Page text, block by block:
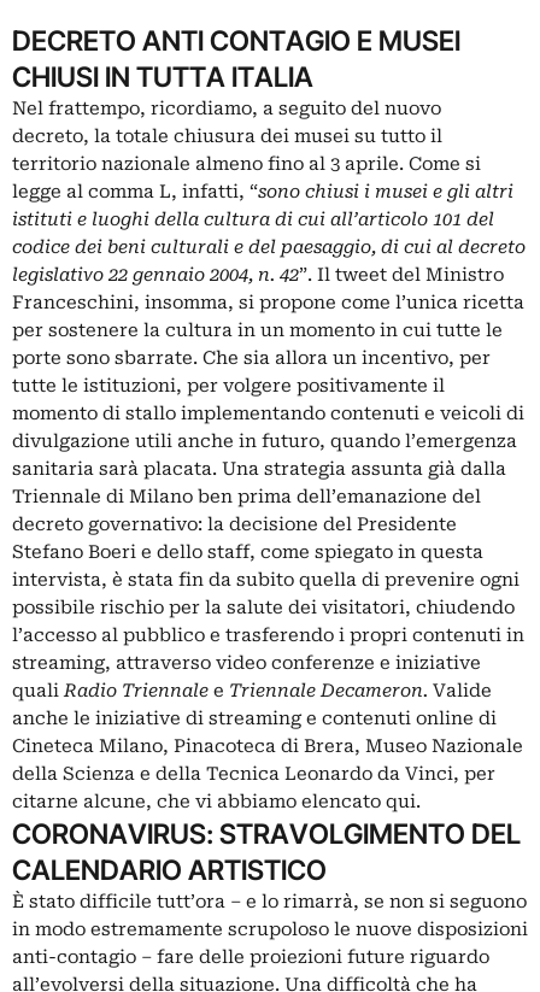
DECRETO ANTI CONTAGIO E MUSEI
CHIUSI IN TUTTA ITALIA
Nel frattempo, ricordiamo, a seguito del nuovo
decreto, la totale chiusura dei musei su tutto il
territorio nazionale almeno fino al 3 aprile. Come si
legge al comma L, infatti, “sono chiusi i musei e gli altri
istituti e luoghi della cultura di cui all’articolo 101 del
codice dei beni culturali e del paesaggio, di cui al decreto
legislativo 22 gennaio 2004, n. 42”. Il tweet del Ministro
Franceschini, insomma, si propone come l’unica ricetta
per sostenere la cultura in un momento in cui tutte le
porte sono sbarrate. Che sia allora un incentivo, per
tutte le istituzioni, per volgere positivamente il
momento di stallo implementando contenuti e veicoli di
divulgazione utili anche in futuro, quando l’emergenza
sanitaria sarà placata. Una strategia assunta già dalla
Triennale di Milano ben prima dell’emanazione del
decreto governativo: la decisione del Presidente
Stefano Boeri e dello staff, come spiegato in questa
intervista, è stata fin da subito quella di prevenire ogni
possibile rischio per la salute dei visitatori, chiudendo
l’accesso al pubblico e trasferendo i propri contenuti in
streaming, attraverso video conferenze e iniziative
qualiRadio Triennale e Triennale Decameron. Valide
anche le iniziative di streaming e contenuti online di
Cineteca Milano, Pinacoteca di Brera, Museo Nazionale
della Scienza e della Tecnica Leonardo da Vinci, per
citarne alcune, che vi abbiamo elencato qui.
CORONAVIRUS: STRAVOLGIMENTO DEL
CALENDARIO ARTISTICO
È stato difficile tutt’ora – e lo rimarrà, se non si seguono
in modo estremamente scrupoloso le nuove disposizioni
anti-contagio – fare delle proiezioni future riguardo
all’evolversi della situazione. Una difficoltà che ha